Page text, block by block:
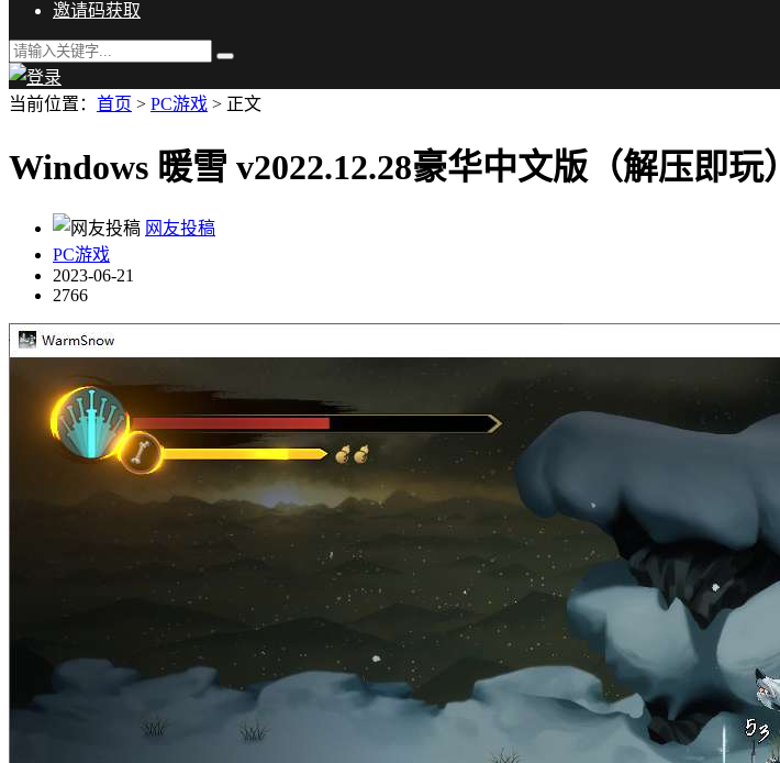
邀请码获取
当前位置： 首页 > PC游戏 > 正文
Windows 暖雪 v2022.12.28豪华中文版（解压即玩）
网友投稿
PC游戏
2023-06-21
2766